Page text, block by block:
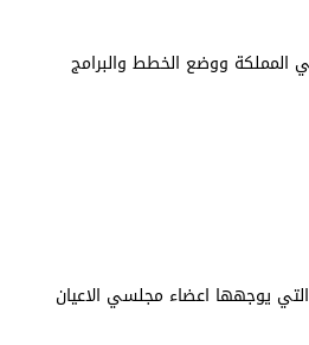
المملكة ووضع الخطط والبرامج
التي يوجهها اعضاء مجلسي الاعيان